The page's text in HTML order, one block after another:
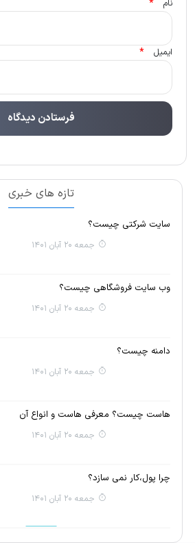
نام *
ایمیل *
تازه های خبری
سایت شرکتی چیست؟
جمعه 20 آبان 1401
وب سایت فروشگاهی چیست؟
جمعه 20 آبان 1401
دامنه چیست؟
جمعه 20 آبان 1401
هاست چیست؟ معرفی هاست و انواع آن
جمعه 20 آبان 1401
چرا پول،کار نمی سازد؟
جمعه 20 آبان 1401